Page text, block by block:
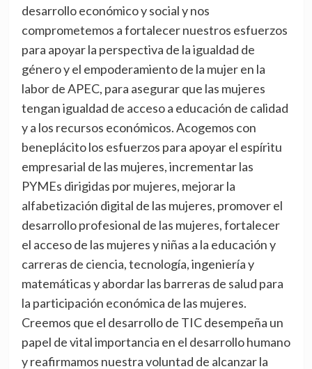
desarrollo económico y social y nos
comprometemos a fortalecer nuestros esfuerzos
para apoyar la perspectiva de la igualdad de
género y el empoderamiento de la mujer en la
labor de APEC, para asegurar que las mujeres
tengan igualdad de acceso a educación de calidad
y a los recursos económicos. Acogemos con
beneplácito los esfuerzos para apoyar el espíritu
empresarial de las mujeres, incrementar las
PYMEs dirigidas por mujeres, mejorar la
alfabetización digital de las mujeres, promover el
desarrollo profesional de las mujeres, fortalecer
el acceso de las mujeres y niñas a la educación y
carreras de ciencia, tecnología, ingeniería y
matemáticas y abordar las barreras de salud para
la participación económica de las mujeres.
Creemos que el desarrollo de TIC desempeña un
papel de vital importancia en el desarrollo humano
y reafirmamos nuestra voluntad de alcanzar la